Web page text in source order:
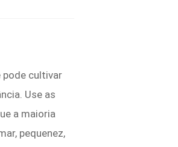
pode cultivar
Use as
a maioria
pequenez,